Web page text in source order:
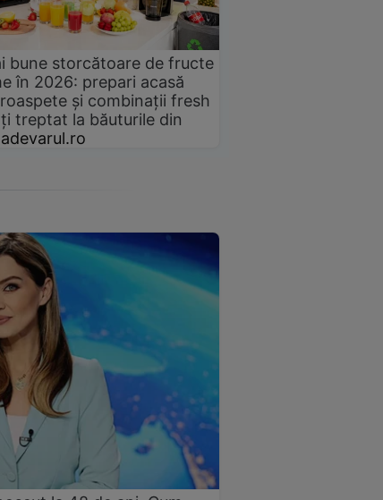
bune storcătoare de fructe
în 2026: prepari acasă
și combinații fresh
treptat la băuturile din
adevarul.ro